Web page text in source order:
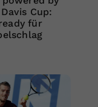
Cup:
für